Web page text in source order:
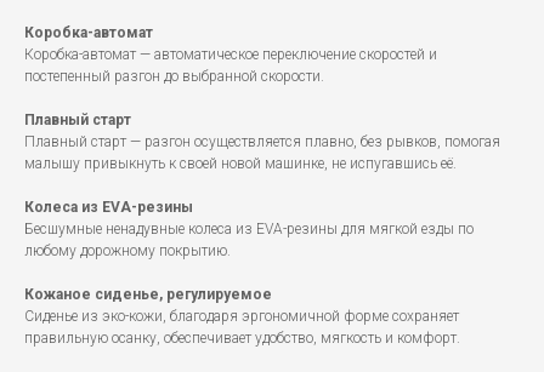
Коробка-автомат
Коробка-автомат — автоматическое переключение скоростей и
постепенный разгон до выбранной скорости.
Плавный старт
Плавный старт — разгон осуществляется плавно, без рывков, помогая
малышу привыкнуть к своей новой машинке, не испугавшись её.
Колеса из EVA-резины
Бесшумные ненадувные колеса из EVA-резины для мягкой езды по
любому дорожному покрытию.
Кожаное сиденье, регулируемое
Сиденье из эко-кожи, благодаря эргономичной форме сохраняет
правильную осанку, обеспечивает удобство, мягкость и комфорт.